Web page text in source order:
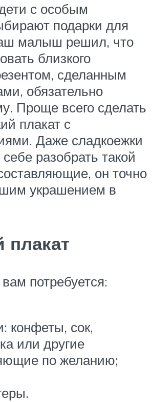
с особым
подарки для
малыш решил, что
близкого
сделанным
обязательно
Проще всего сделать
плакат с
Даже сладкоежки
разобрать такой
он точно
украшением в
плакат
потребуется:
конфеты, сок,
или другие
по желанию;